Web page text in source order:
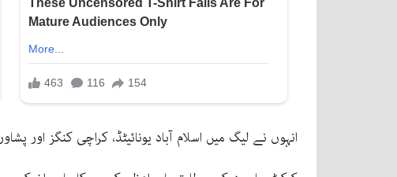
انہوں نے لیگ میں اسلام آباد یونائیٹڈ، کراچی کنگز اور